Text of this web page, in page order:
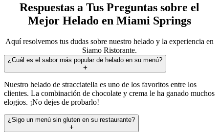
Respuestas a Tus Preguntas sobre el
Mejor Helado en Miami Springs
Aquí resolvemos tus dudas sobre nuestro helado y la experiencia en
Siamo Ristorante.
¿Cuál es el sabor más popular de helado en su menú?
Nuestro helado de stracciatella es uno de los favoritos entre los
clientes. La combinación de chocolate y crema le ha ganado muchos
elogios. ¡No dejes de probarlo!
¿Sigo un menú sin gluten en su restaurante?